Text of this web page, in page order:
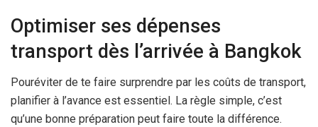
Optimiser ses dépenses
transport dès l’arrivée à Bangkok
Pouréviter de te faire surprendre par les coûts de transport,
planifier à l’avance est essentiel. La règle simple, c’est
qu’une bonne préparation peut faire toute la différence.